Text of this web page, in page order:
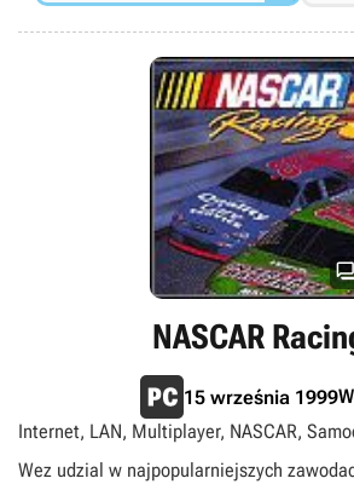
NASCAR
15 września 1999
Internet, LAN, Multiplayer, NASCAR,
Singleplayer
Wez udzial w najpopularniejszych